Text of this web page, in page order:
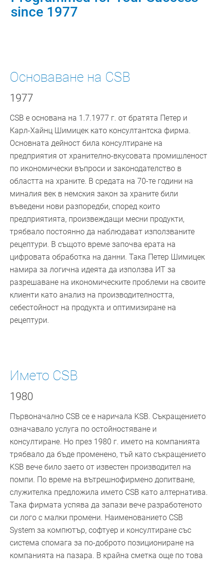
since 1977
Основаване на CSB
1977
CSB е основана на 1.7.1977 г. от братята Петер и
Карл-Хайнц Шимицек като консултантска фирма.
Основната дейност била консултиране на
предприятия от хранително-вкусовата промишленост
по икономически въпроси и законодателство в
областта на храните. В средата на 70-те години на
миналия век в немския закон за храните били
въведени нови разпоредби, според които
предприятията, произвеждащи месни продукти,
трябвало постоянно да наблюдават използваните
рецептури. В същото време започва ерата на
цифровата обработка на данни. Така Петер Шимицек
намира за логична идеята да използва ИТ за
разрешаване на икономическите проблеми на своите
клиенти като анализ на производителността,
себестойност на продукта и оптимизиране на
рецептури.
Името CSB
1980
Първоначално CSB се е наричала KSB. Съкращението
означавало услуга по остойностяване и
консултиране. Но през 1980 г. името на компанията
трябвало да бъде променено, тъй като съкращението
KSB вече било заето от известен производител на
помпи. По време на вътрешнофирмено допитване,
служителка предложила името CSB като алтернатива.
Така фирмата успява да запази вече разработеното
си лого с малки промени. Наименованието CSB
System за компютър, софтуер и консултиране със
система спомага за по-доброто позициониране на
компанията на пазара. В крайна сметка още по това